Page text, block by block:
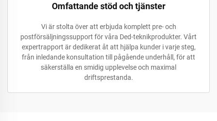
Omfattande stöd och tjänster
Vi är stolta över att erbjuda komplett pre- och
postförsäljningssupport för våra Ded-teknikprodukter. Vårt
expertrapport är dedikerat åt att hjälpa kunder i varje steg,
från inledande konsultation till pågående underhåll, för att
säkerställa en smidig upplevelse och maximal
driftsprestanda.